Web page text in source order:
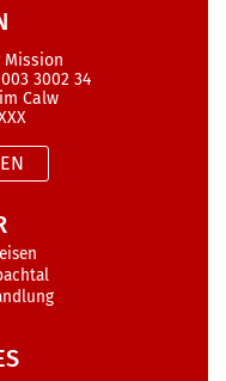
Mission
3002 34
Calw